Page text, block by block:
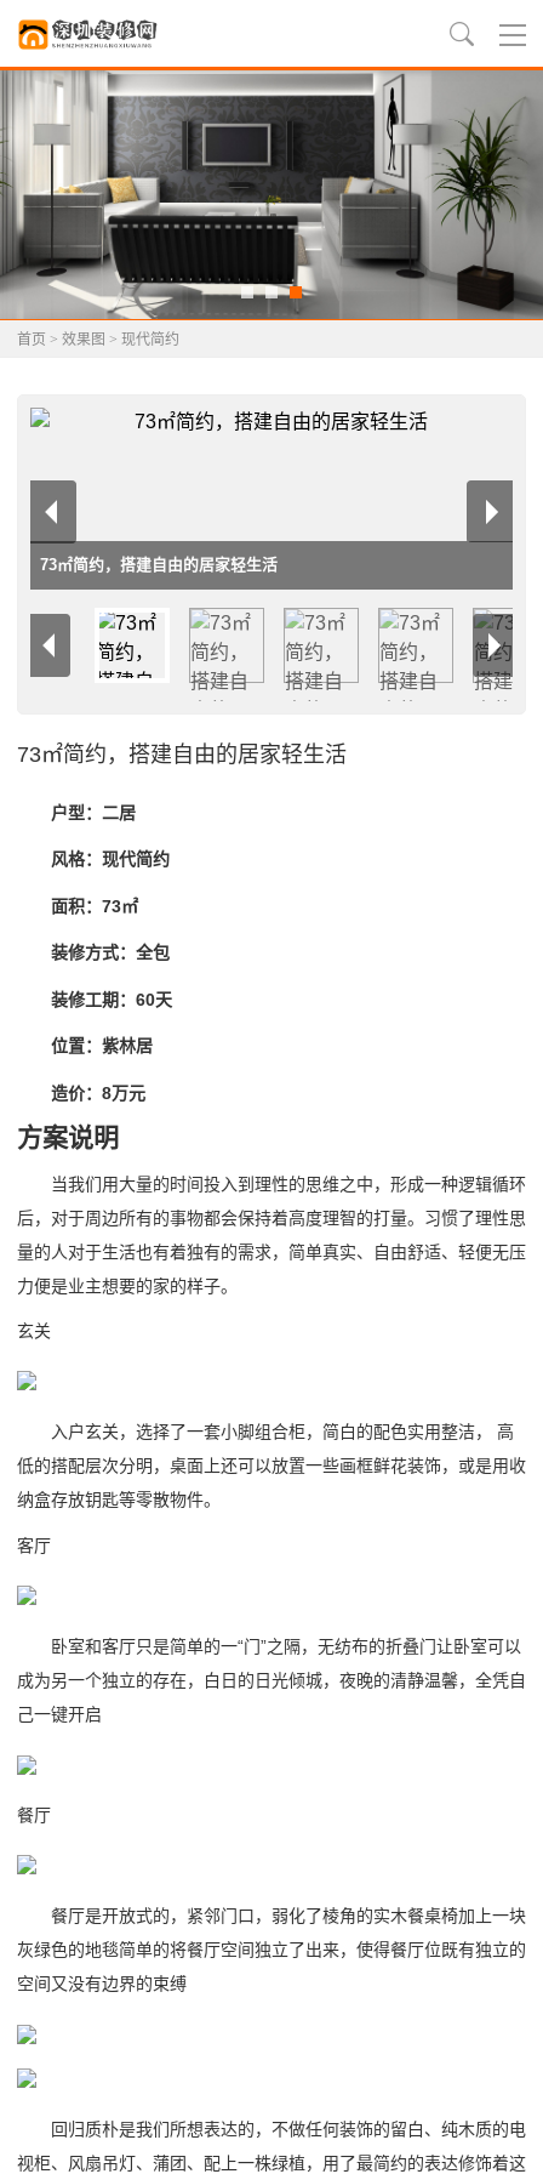
首页 > 效果图 > 现代简约
73㎡简约，搭建自由的居家轻生活
73㎡简约，搭建自由的居家轻生活
户型：二居
风格：现代简约
面积：73㎡
装修方式：全包
装修工期：60天
位置：紫林居
造价：8万元
方案说明
当我们用大量的时间投入到理性的思维之中，形成一种逻辑循环
后，对于周边所有的事物都会保持着高度理智的打量。习惯了理性思
量的人对于生活也有着独有的需求，简单真实、自由舒适、轻便无压
力便是业主想要的家的样子。
玄关
入户玄关，选择了一套小脚组合柜，简白的配色实用整洁， 高
低的搭配层次分明，桌面上还可以放置一些画框鲜花装饰，或是用收
纳盒存放钥匙等零散物件。
客厅
卧室和客厅只是简单的一“门”之隔，无纺布的折叠门让卧室可以
成为另一个独立的存在，白日的日光倾城，夜晚的清静温馨，全凭自
己一键开启
餐厅
餐厅是开放式的，紧邻门口，弱化了棱角的实木餐桌椅加上一块
灰绿色的地毯简单的将餐厅空间独立了出来，使得餐厅位既有独立的
空间又没有边界的束缚
回归质朴是我们所想表达的，不做任何装饰的留白、纯木质的电
视柜、风扇吊灯、蒲团、配上一株绿植，用了最简约的表达修饰着这